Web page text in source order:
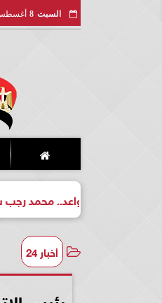
السبت 8
واعد.. محمد رجب شعبان
أخبار 24